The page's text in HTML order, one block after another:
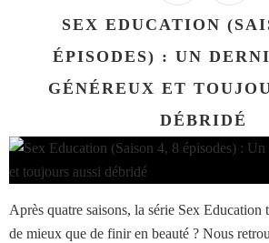
SEX EDUCATION
ÉPISODES) : UN
GÉNÉREUX ET
DÉBRIDÉ
Après quatre saisons, la série Sex Education
de mieux que de finir en beauté ? Nous